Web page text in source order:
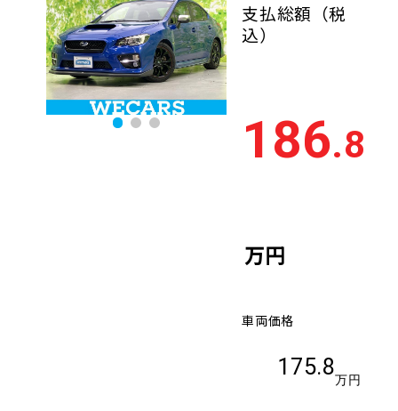
企業情報
0120-733-500
年式 新しい順
走行距
離
少ない順
排気量 大きい順 小さ
支払総額 （税
込）
186.8
万円
車両価格
175.8
万円